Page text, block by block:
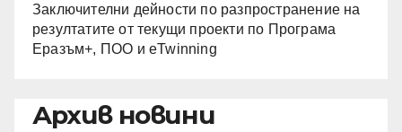
Заключителни дейности по разпространение на
резултатите от текущи проекти по Програма
Еразъм+, ПОО и eTwinning
Архив новини